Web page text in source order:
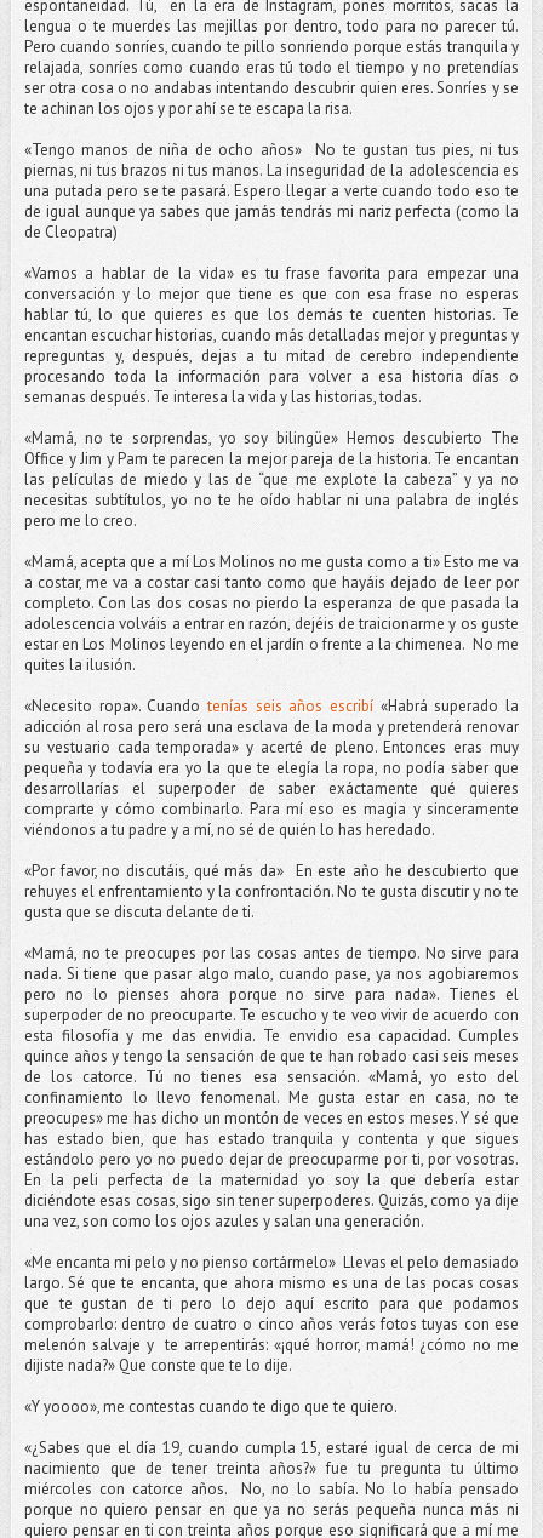
espontaneidad. Tú, en la era de Instagram, pones morritos, sacas la
lengua o te muerdes las mejillas por dentro, todo para no parecer tú.
Pero cuando sonríes, cuando te pillo sonriendo porque estás tranquila y
relajada, sonríes como cuando eras tú todo el tiempo y no pretendías
ser otra cosa o no andabas intentando descubrir quien eres. Sonríes y se
te achinan los ojos y por ahí se te escapa la risa.
«Tengo manos de niña de ocho años» No te gustan tus pies, ni tus
piernas, ni tus brazos ni tus manos. La inseguridad de la adolescencia es
una putada pero se te pasará. Espero llegar a verte cuando todo eso te
de igual aunque ya sabes que jamás tendrás mi nariz perfecta (como la
de Cleopatra)
«Vamos a hablar de la vida» es tu frase favorita para empezar una
conversación y lo mejor que tiene es que con esa frase no esperas
hablar tú, lo que quieres es que los demás te cuenten historias. Te
encantan escuchar historias, cuando más detalladas mejor y preguntas y
repreguntas y, después, dejas a tu mitad de cerebro independiente
procesando toda la información para volver a esa historia días o
semanas después. Te interesa la vida y las historias, todas.
«Mamá, no te sorprendas, yo soy bilingüe» Hemos descubierto The
Office y Jim y Pam te parecen la mejor pareja de la historia. Te encantan
las películas de miedo y las de “que me explote la cabeza” y ya no
necesitas subtítulos, yo no te he oído hablar ni una palabra de inglés
pero me lo creo.
«Mamá, acepta que a mí Los Molinos no me gusta como a ti» Esto me va
a costar, me va a costar casi tanto como que hayáis dejado de leer por
completo. Con las dos cosas no pierdo la esperanza de que pasada la
adolescencia volváis a entrar en razón, dejéis de traicionarme y os guste
estar en Los Molinos leyendo en el jardín o frente a la chimenea. No me
quites la ilusión.
«Necesito ropa». Cuandotenías seis años escribí «Habrá superado la
adicción al rosa pero será una esclava de la moda y pretenderá renovar
su vestuario cada temporada» y acerté de pleno. Entonces eras muy
pequeña y todavía era yo la que te elegía la ropa, no podía saber que
desarrollarías el superpoder de saber exáctamente qué quieres
comprarte y cómo combinarlo. Para mí eso es magia y sinceramente
viéndonos a tu padre y a mí, no sé de quién lo has heredado.
«Por favor, no discutáis, qué más da» En este año he descubierto que
rehuyes el enfrentamiento y la confrontación. No te gusta discutir y no te
gusta que se discuta delante de ti.
«Mamá, no te preocupes por las cosas antes de tiempo. No sirve para
nada. Si tiene que pasar algo malo, cuando pase, ya nos agobiaremos
pero no lo pienses ahora porque no sirve para nada». Tienes el
superpoder de no preocuparte. Te escucho y te veo vivir de acuerdo con
esta filosofía y me das envidia. Te envidio esa capacidad. Cumples
quince años y tengo la sensación de que te han robado casi seis meses
de los catorce. Tú no tienes esa sensación. «Mamá, yo esto del
confinamiento lo llevo fenomenal. Me gusta estar en casa, no te
preocupes» me has dicho un montón de veces en estos meses. Y sé que
has estado bien, que has estado tranquila y contenta y que sigues
estándolo pero yo no puedo dejar de preocuparme por ti, por vosotras.
En la peli perfecta de la maternidad yo soy la que debería estar
diciéndote esas cosas, sigo sin tener superpoderes. Quizás, como ya dije
una vez, son como los ojos azules y salan una generación.
«Me encanta mi pelo y no pienso cortármelo» Llevas el pelo demasiado
largo. Sé que te encanta, que ahora mismo es una de las pocas cosas
que te gustan de ti pero lo dejo aquí escrito para que podamos
comprobarlo: dentro de cuatro o cinco años verás fotos tuyas con ese
melenón salvaje y te arrepentirás: «¡qué horror, mamá! ¿cómo no me
dijiste nada?» Que conste que te lo dije.
«Y yoooo», me contestas cuando te digo que te quiero.
«¿Sabes que el día 19, cuando cumpla 15, estaré igual de cerca de mi
nacimiento que de tener treinta años?» fue tu pregunta tu último
miércoles con catorce años. No, no lo sabía. No lo había pensado
porque no quiero pensar en que ya no serás pequeña nunca más ni
quiero pensar en ti con treinta años porque eso significará que a mí me